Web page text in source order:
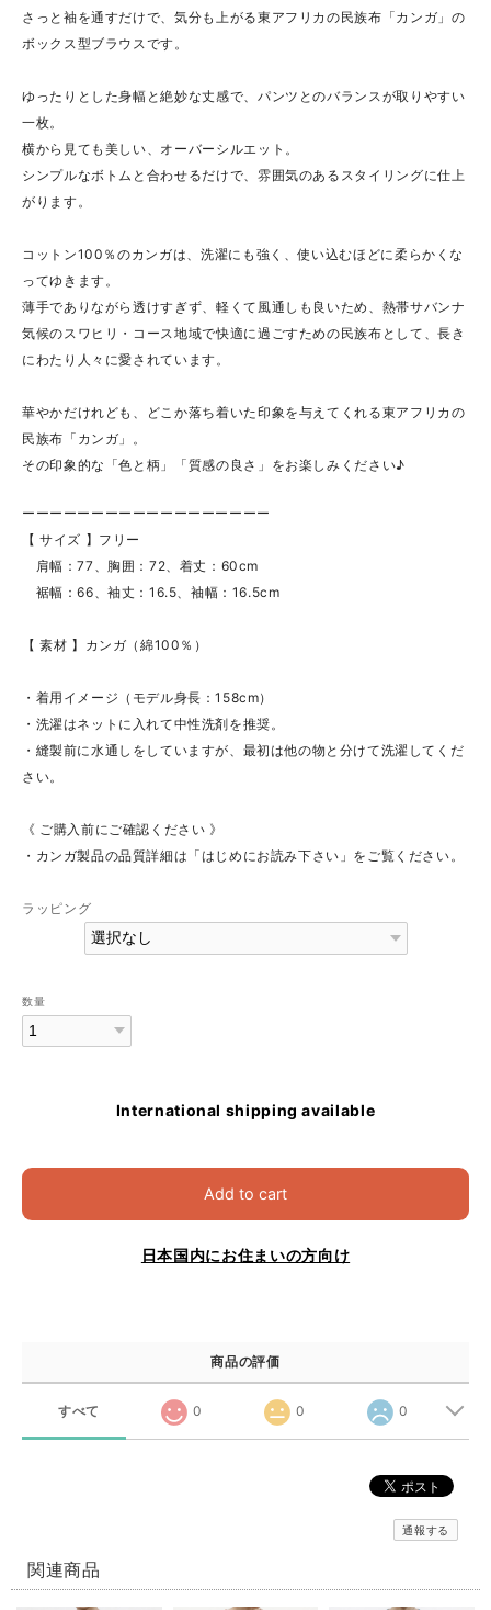
さっと袖を通すだけで、気分も上がる東アフリカの民族布「カンガ」の
ボックス型ブラウスです。
ゆったりとした身幅と絶妙な丈感で、パンツとのバランスが取りやすい
一枚。
横から見ても美しい、オーバーシルエット。
シンプルなボトムと合わせるだけで、雰囲気のあるスタイリングに仕上
がります。
コットン100％のカンガは、洗濯にも強く、使い込むほどに柔らかくな
ってゆきます。
薄手でありながら透けすぎず、軽くて風通しも良いため、熱帯サバンナ
気候のスワヒリ・コース地域で快適に過ごすための民族布として、長き
にわたり人々に愛されています。
華やかだけれども、どこか落ち着いた印象を与えてくれる東アフリカの
民族布「カンガ」。
その印象的な「色と柄」「質感の良さ」をお楽しみください♪
ーーーーーーーーーーーーーーーーーー
【 サイズ 】フリー
肩幅：77、胸囲：72、着丈：60cm
裾幅：66、袖丈：16.5、袖幅：16.5cm
【 素材 】カンガ（綿100％）
・着用イメージ（モデル身長：158cm）
・洗濯はネットに入れて中性洗剤を推奨。
・縫製前に水通しをしていますが、最初は他の物と分けて洗濯してくだ
さい。
《 ご購入前にご確認ください 》
・カンガ製品の品質詳細は「はじめにお読み下さい」をご覧ください。
ラッピング
数量
International shipping available
Add to cart
日本国内にお住まいの方向け
商品の評価
すべて 0 0 0
通報する
関連商品